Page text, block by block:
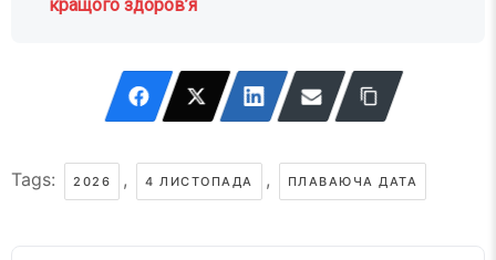
кращого здоров’я
Tags: 2026 , 4 ЛИСТОПАДА , ПЛАВАЮЧА ДАТА